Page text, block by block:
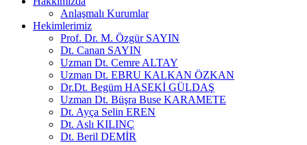
Anlaşmalı Kurumlar
Hekimlerimiz
Prof. Dr. M. Özgür SAYIN
Dt. Canan SAYIN
Uzman Dt. Cemre ALTAY
Uzman Dt. EBRU KALKAN ÖZKAN
Dr.Dt. Begüm HASEKİ GÜLDAŞ
Uzman Dt. Büşra Buse KARAMETE
Dt. Ayça Selin EREN
Dt. Aslı KILINÇ
Dt. Beril DEMİR